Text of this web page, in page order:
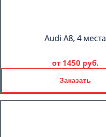
Audi A8, 4 места
от 1450 руб.
Заказать